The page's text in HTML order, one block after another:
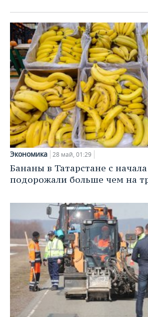
Экономика 28 май, 01:29
Бананы в Татарстане с
подорожали больше чем на